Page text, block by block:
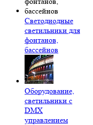
Светодиодные
светильники для
фонтанов,
бассейнов
Оборудование,
светильники с
DMX
управлением